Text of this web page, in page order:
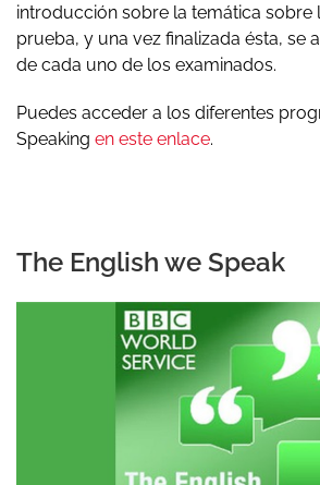
introducción sobre la temática sobre
prueba, y una vez finalizada ésta, se
de cada uno de los examinados.
Puedes acceder a los diferentes
Speaking en este enlace.
The English we Speak